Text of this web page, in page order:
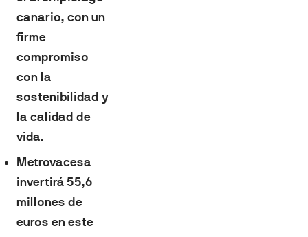
canario, con un
firme
compromiso
con la
sostenibilidad y
la calidad de
vida.
Metrovacesa
invertirá 55,6
millones de
euros en este